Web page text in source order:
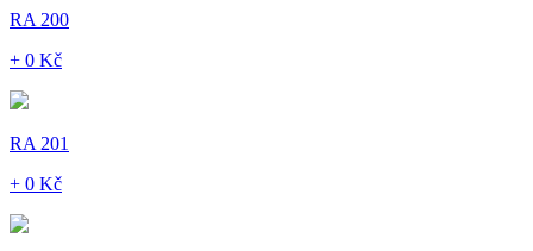
RA 200
+ 0 Kč
RA 201
+ 0 Kč